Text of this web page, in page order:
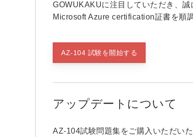
GOWUKAKUに注目していただき、
Microsoft Azure certification証書を順
AZ-104 試験を開始する
アップデートについて
AZ-104試験問題集をご購入いただい